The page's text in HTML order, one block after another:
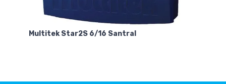
Multitek Star2S 6/16 Santral